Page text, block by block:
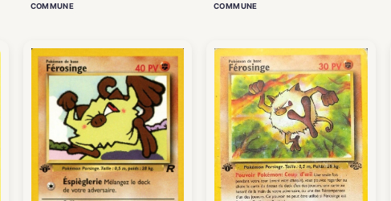
COMMUNE COMMUNE